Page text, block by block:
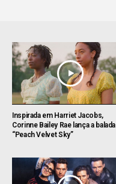
Inspirada em Harriet Jacobs,
Corinne Bailey Rae lança a balada
“Peach Velvet Sky”